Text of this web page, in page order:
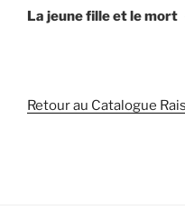
suivant
La jeune fille et le mort
Retour au Catalogue